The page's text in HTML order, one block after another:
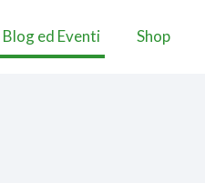
Blog ed Eventi Shop